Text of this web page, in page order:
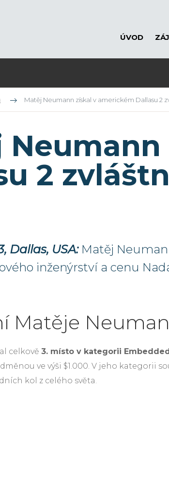
ÚVOD
pro ZŠ na školní rok 2026/27
Matěj Neumann získal v americkém Dallasu 2
2
Dallas, USA: Matěj
inženýrství a cenu
Matěje
celkově 3. místo v kategorii
ve výši $1.000. V jeho kategorii
kol z celého světa.